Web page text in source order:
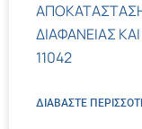
ΔΙΑΦΑΝΕΙΑΣ
11042
ΔΙΑΒΑΣΤΕ